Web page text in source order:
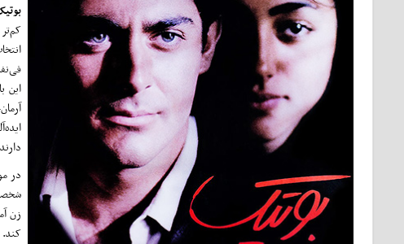
این
در
زن
کند.